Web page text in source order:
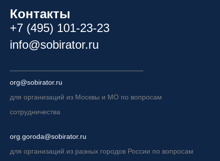
Контакты
+7 (495) 101-23-23
info@sobirator.ru
org@sobirator.ru
для организаций из Москвы и МО по вопросам
сотрудничества
org.goroda@sobirator.ru
для организаций из разных городов России по вопросам